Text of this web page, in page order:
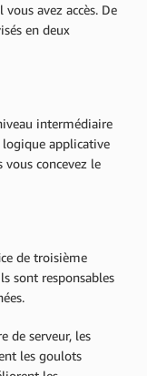
avez accès. De
en deux
intermédiaire
applicative
concevez le
de troisième
sont responsables
de serveur, les
les goulots